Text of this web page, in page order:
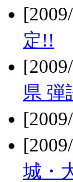
定!!
県 弾
城・